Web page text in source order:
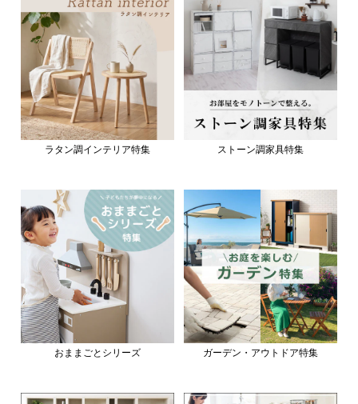
ラタン調インテリア特集 ストーン調家具特集
おままごとシリーズ ガーデン・アウトドア特集